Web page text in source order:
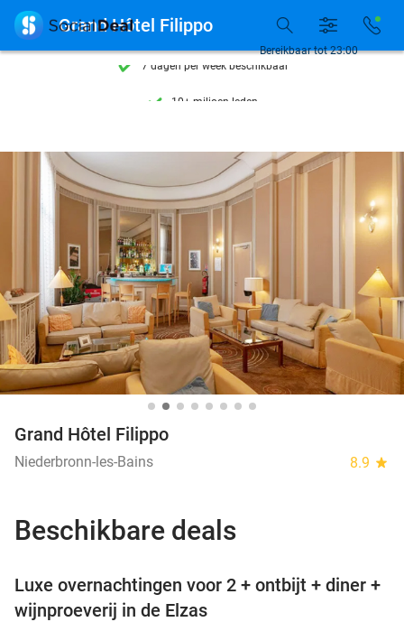
7 dagen per week beschikbaar
7 dagen per week beschikbaar
10+ miljoen leden
Bereikbaar tot 23:00
 Grand Hôtel Filippo
Grand Hôtel Filippo
Niederbronn-les-Bains 8.9 star
Beschikbare deals
Luxe overnachtingen voor 2 + ontbijt + diner +
wijnproeverij in de Elzas